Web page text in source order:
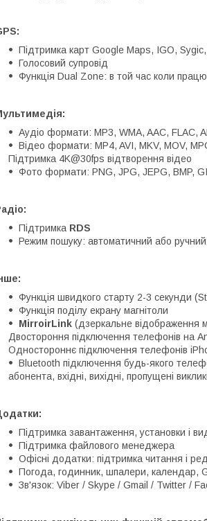
Підтримка карт Google Maps, IGO,
Голосовий супровід
Функція Dual Zone: в той час коли
Аудіо формати: MP3, WMA, AAC, FLAC,
Відео формати: MP4, AVI, MKV, MOV,
Підтримка 4K@30fps відтворення відео
Фото формати: PNG, JPG, JEPG, BMP,
Підтримка RDS
Режим пошуку: автоматичний або ручний
Функція швидкого старту 2-3 секунди
Функція поділу екрану магнітоли
MirroirLink (дзеркальне відображення
Двостороння підключення телефонів на
Одностороннє підключення телефонів
Bluetooth підключення будь-якого
абонента, вхідні, вихідні, пропущені
Підтримка завантаження, установки і
Підтримка файлового менеджера
Офісні додатки: підтримка читання і
Погода, годинник, шпалери, календар,
Зв'язок: Viber / Skype / Gmail / Twitter /